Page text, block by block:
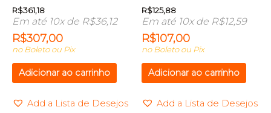
R$361,18
Em até 10x de R$36,12
R$307,00
no Boleto ou Pix
Adicionar ao carrinho
Add a Lista de Desejos
R$125,88
Em até 10x de R$12,59
R$107,00
no Boleto ou Pix
Adicionar ao carrinho
Add a Lista de Desejos